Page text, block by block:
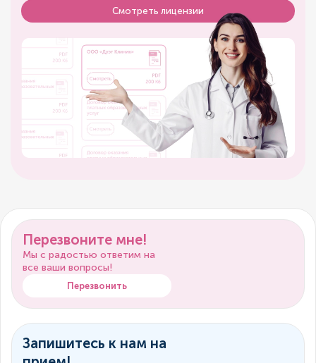
Смотреть лицензии
Перезвоните мне!
Мы с радостью ответим на
все ваши вопросы!
Перезвонить
Запишитесь к нам на